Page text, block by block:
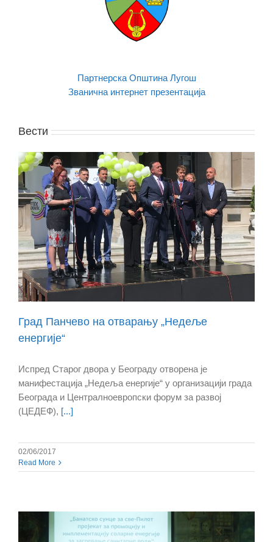
Партнерска Општина Лугош
Званична интернет презентација
Вести
Град Панчево на отварању „Недеље
енергије“
Испред Старог двора у Београду отворена је
манифестација „Недеља енергије“ у организацији града
Београда и Централноевропски форум за развој
(ЦЕДЕФ), [...]
02/06/2017
Read More